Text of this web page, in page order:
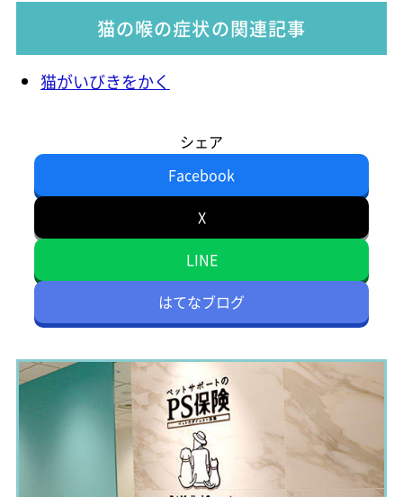
猫の喉の症状の関連記事
猫がいびきをかく
シェア
Facebook
X
LINE
はてなブログ